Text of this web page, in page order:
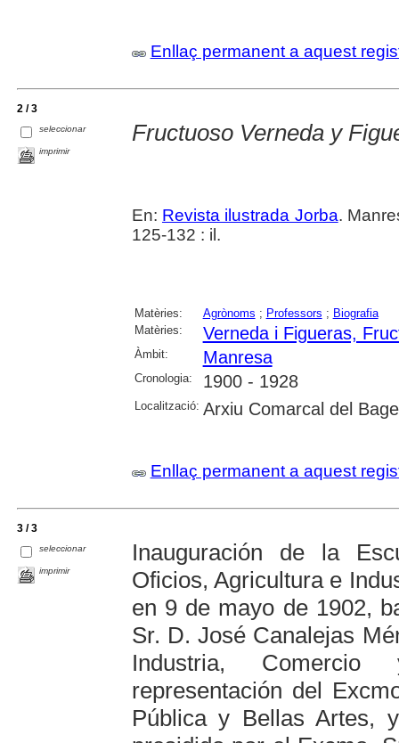
Enllaç permanent a aquest
2 / 3
seleccionar
imprimir
Fructuoso Verneda y
En: Revista ilustrada Jorba.
125-132 : il.
Matèries: Agrònoms ; Professors ; Biografia
Matèries:
Verneda i Figueras,
Àmbit: Manresa
Cronologia: 1900 - 1928
Localització: Arxiu Comarcal del
Enllaç permanent a aquest
3 / 3
seleccionar
imprimir
Inauguración de la
Oficios, Agricultura e
en 9 de mayo de 1902,
Sr. D. José Canalejas
Industria,
representación del
Pública y Bellas Artes,